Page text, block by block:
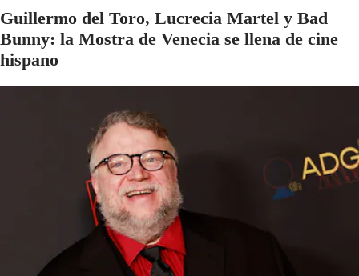
Guillermo del Toro, Lucrecia Martel y Bad
Bunny: la Mostra de Venecia se llena de cine
hispano